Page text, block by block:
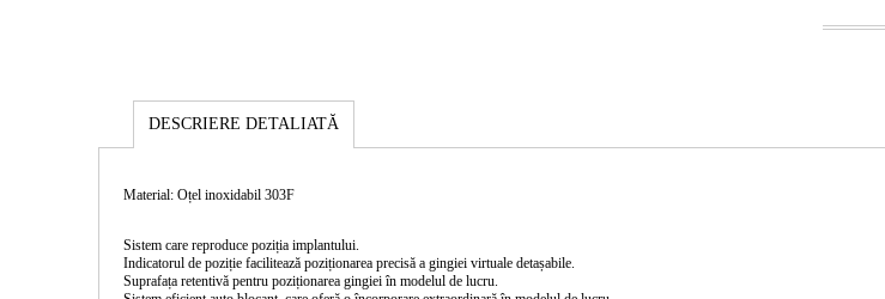
DESCRIERE DETALIATĂ
Material: Oțel inoxidabil 303F
Sistem care reproduce poziția implantului.
Indicatorul de poziție facilitează poziționarea precisă a gingiei virtuale detașabile.
Suprafața retentivă pentru poziționarea gingiei în modelul de lucru.